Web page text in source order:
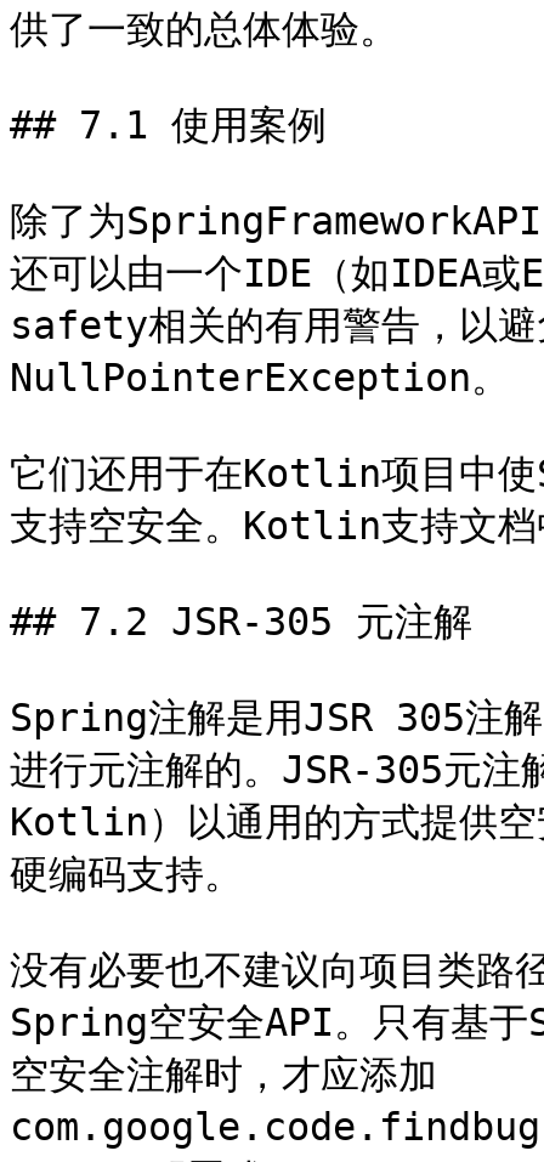
供了一致的总体体验。
## 7.1 使用案例
除了为SpringFrameworkAPI
还可以由一个IDE（如IDEA
safety相关的有用警告，以避
NullPointerException。
它们还用于在Kotlin项目中
支持空安全。Kotlin支持文档
## 7.2 JSR-305 元注解
Spring注解是用JSR 305注解
进行元注解的。JSR-305元注
Kotlin）以通用的方式提供
硬编码支持。
没有必要也不建议向项目类路
Spring空安全API。只有基于
空安全注解时，才应添加